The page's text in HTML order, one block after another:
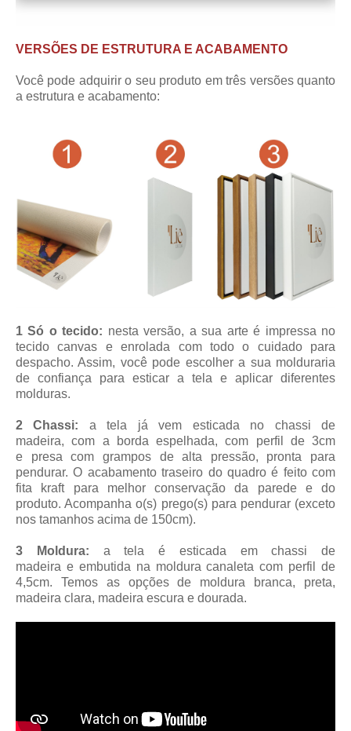
VERSÕES DE ESTRUTURA E ACABAMENTO
Você pode adquirir o seu produto em três versões quanto
a estrutura e acabamento:
1 Só o tecido: nesta versão, a sua arte é impressa no
tecido canvas e enrolada com todo o cuidado para
despacho. Assim, você pode escolher a sua molduraria
de confiança para esticar a tela e aplicar diferentes
molduras.
2 Chassi: a tela já vem esticada no chassi de
madeira, com a borda espelhada, com perfil de 3cm
e presa com grampos de alta pressão, pronta para
pendurar. O acabamento traseiro do quadro é feito com
fita kraft para melhor conservação da parede e do
produto. Acompanha o(s) prego(s) para pendurar (exceto
nos tamanhos acima de 150cm).
3 Moldura:
a tela é esticada em chassi de
madeira e embutida na moldura canaletacom perfil de
4,5cm. Temos as opções de moldura branca, preta,
madeira clara, madeira escura e dourada.